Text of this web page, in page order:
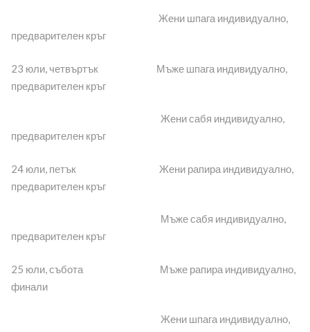
Жени шпага индивидуално,
предварителен кръг
23 юли, четвъртък Мъже шпага индивидуално,
предварителен кръг
Жени сабя индивидуално,
предварителен кръг
24 юли, петък Жени рапира индивидуално,
предварителен кръг
Мъже сабя индивидуално,
предварителен кръг
25 юли, събота Мъже рапира индивидуално,
финали
Жени шпага индивидуално,